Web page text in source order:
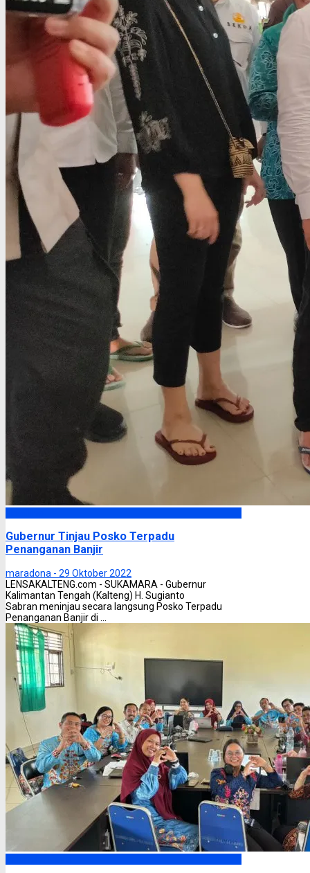
Gubernur Tinjau Posko Terpadu
Penanganan Banjir
maradona - 29 Oktober 2022
LENSAKALTENG.com - SUKAMARA - Gubernur
Kalimantan Tengah (Kalteng) H. Sugianto
Sabran meninjau secara langsung Posko Terpadu
Penanganan Banjir di ...